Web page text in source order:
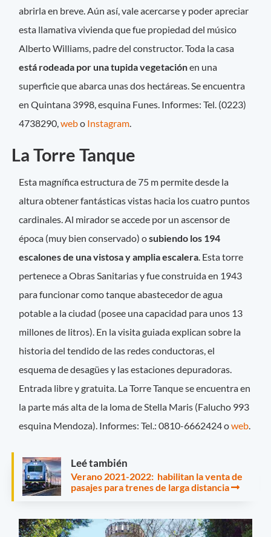
abrirla en breve. Aún así, vale acercarse y poder apreciar
esta llamativa vivienda que fue propiedad del músico
Alberto Williams, padre del constructor. Toda la casa
está rodeada por una tupida vegetaciónen una
superficie que abarca unas dos hectáreas. Se encuentra
en Quintana 3998, esquina Funes. Informes: Tel. (0223)
4738290,webo Instagram.
La Torre Tanque
Esta magnífica estructura de 75 m permite desde la
altura obtener fantásticas vistas hacia los cuatro puntos
cardinales. Al mirador se accede por un ascensor de
época (muy bien conservado) osubiendo los 194
escalones de una vistosa y amplia escalera. Esta torre
pertenece a Obras Sanitarias y fue construida en 1943
para funcionar como tanque abastecedor de agua
potable a la ciudad (posee una capacidad para unos 13
millones de litros). En la visita guiada explican sobre la
historia del tendido de las redes conductoras, el
esquema de desagües y las estaciones depuradoras.
Entrada libre y gratuita. La Torre Tanque se encuentra en
la parte más alta de la loma de Stella Maris (Falucho 993
esquina Mendoza). Informes: Tel.: 0810-6662424 oweb.
Leé también
Verano 2021-2022: habilitan la venta de
pasajes para trenes de larga distancia